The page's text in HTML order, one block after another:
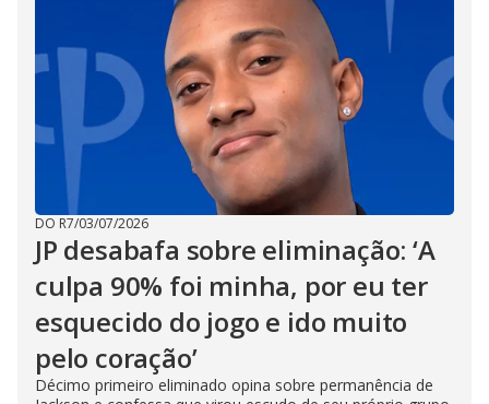
DO R7/03/07/2026
JP desabafa sobre eliminação: ‘A
culpa 90% foi minha, por eu ter
esquecido do jogo e ido muito
pelo coração’
Décimo primeiro eliminado opina sobre permanência de